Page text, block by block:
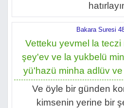
Bakara Suresi
Vetteku yevmel la
şey'ev ve la yukbelü
yü'hazü minha adlüv
Ve öyle bir günden
kimsenin yerine bir